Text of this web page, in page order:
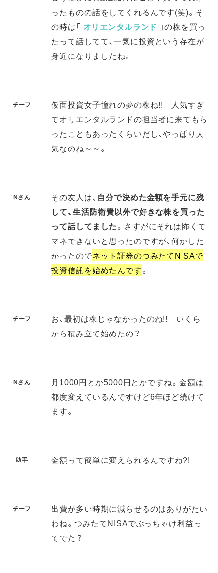
ったものの話をしてくれるんです(笑)。そ
の時は「 オリエンタルランド 」の株を買っ
たって話してて、一気に投資という存在が
身近になりましたね。
チーフ
仮面投資女子憧れの夢の株ね!! 人気すぎ
てオリエンタルランドの担当者に来てもら
ったこともあったくらいだし、やっぱり人
気なのね～～。
Nさん その友人は、 自分で決めた金額を手元に残
して、生活防衛費以外で好きな株を買った
って話してました。さすがにそれは怖くて
マネできないと思ったのですが、何かした
かったのでネット証券のつみたてNISAで
投資信託を始めたんです。
チーフ
お、最初は株じゃなかったのね!! いくら
から積み立て始めたの？
Nさん
月1000円とか5000円とかですね。金額は
都度変えているんですけど6年ほど続けて
ます。
助手 金額って簡単に変えられるんですね?!
チーフ
出費が多い時期に減らせるのはありがたい
わね。つみたてNISAでぶっちゃけ利益っ
てでた？